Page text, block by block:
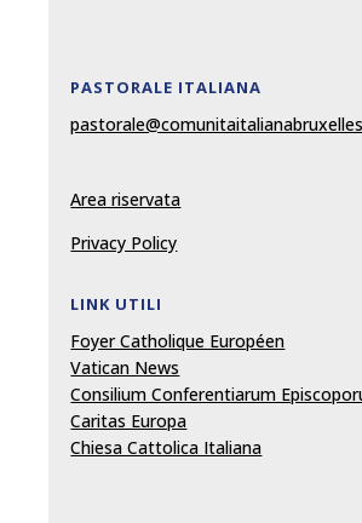
PASTORALE ITALIANA
Area riservata
Privacy Policy
LINK UTILI
Foyer Catholique Européen
Vatican News
Consilium Conferentiarum
Caritas Europa
Chiesa Cattolica Italiana